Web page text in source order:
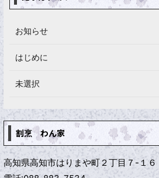
お知らせ
はじめに
未選択
割烹 わん家
高知県高知市はりまや町２丁目７-１６